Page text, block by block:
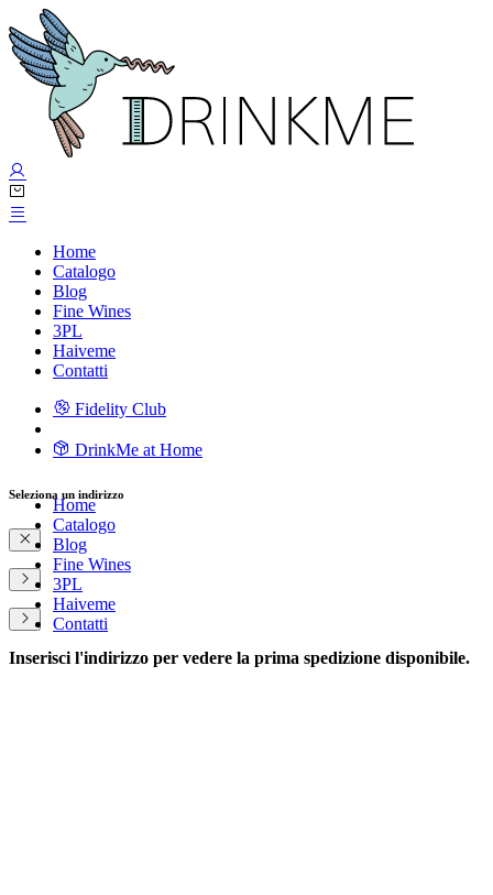
Home
Catalogo
Blog
Fine Wines
3PL
Haiveme
Contatti
Fidelity Club
DrinkMe at Home
Home
Catalogo
Blog
Fine Wines
3PL
Haiveme
Contatti
Seleziona un indirizzo
Inserisci l'indirizzo per vedere la prima spedizione disponibile.